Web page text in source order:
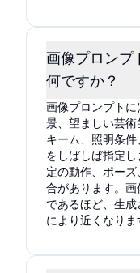
画像プロンプ
何ですか？
画像プロンプト
景、望ましい芸
キーム、照明条
をしばしば指定
定の動作、ポー
合があります。
であるほど、生
により近くなりま